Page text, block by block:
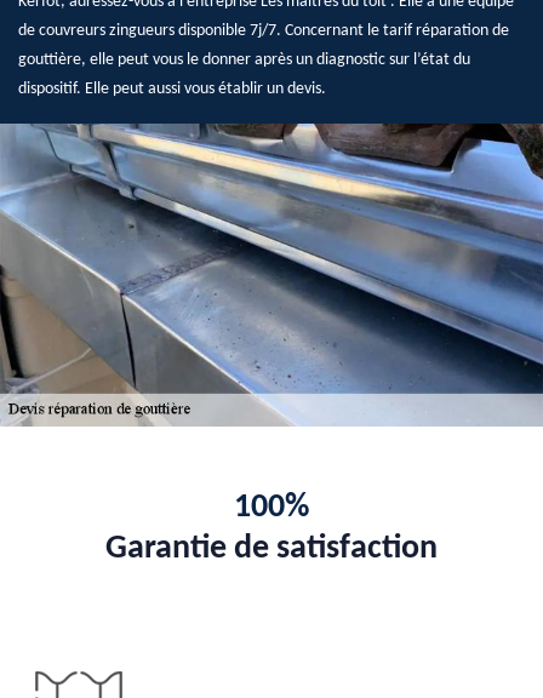
de couvreurs zingueurs disponible 7j/7. Concernant le tarif réparation de
gouttière, elle peut vous le donner après un diagnostic sur l’état du
dispositif. Elle peut aussi vous établir un devis.
100%
Garantie de satisfaction